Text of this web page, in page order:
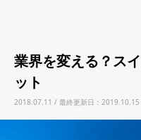
業界を変える？ス
ット
2018.07.11 / 最終更新日：2019.10.15